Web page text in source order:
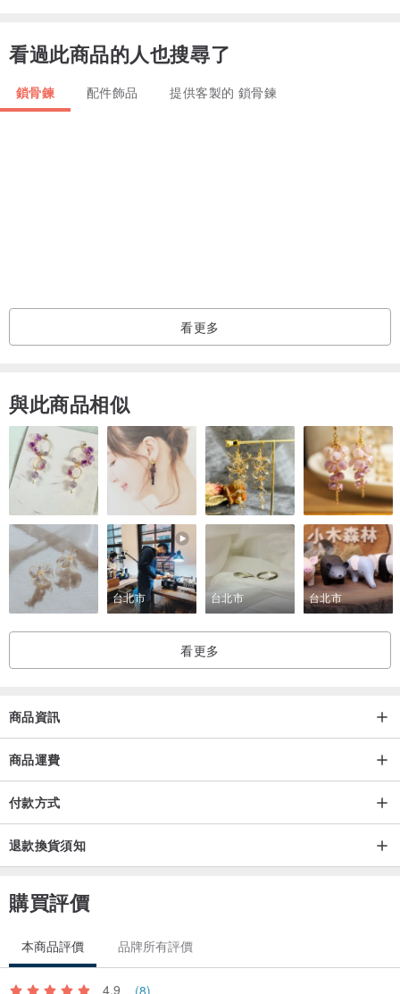
-----------------------------------------------------------------------------------
▽▼1mm蠟繩顏色▼▽
結，請留意)
♥ 繩結處留有約0.5cm的尾繩是方便調整繩結，不建議整個剪掉(其燒
░ 使用及保養方式 ░
♥黃銅接觸汗水、空氣等因素皆會造成氧化導致顏色變深變暗，屬於正
常現象，有些人也特別喜歡這種舊舊復古的古銅色澤，若要恢復色澤
可用銅油擦拭，或用牙刷沾牙膏(牙粉)後沾濕刷洗再清潔擦乾即可，
持續配戴與清潔黃銅顏色會慢慢的變為溫潤古著感喔
♥ 蠟線本身防水，但配戴時請留意金屬配件盡量避免碰水或沾濕後須
盡快擦乾
♥ 不配戴時請將商品擦拭乾淨後保存於密封袋
░ 小提醒 ░
♥黃銅表面未電鍍其他顏色，即是天然的黃銅色，因表面沒有任何加
♥ 金屬商品皆會出現氧化的情形，而其程度視配戴情況會有不同，ex:
汗水、環境潮濕..等因素皆會影響，故請避免於洗澡、游泳、溫泉區配
戴及勿接觸化學性物質，正常保養可讓飾品保色度延遲更長久喔☺
♥ 蠟繩表面有一層薄薄的蠟，佩戴後會因摩擦、碰水等因素讓表層的
蠟脫落及出現毛邊，手環會變得較柔軟，顏色也會更亮麗鮮明
♥ 手工商品難免會有製作痕跡
░ 包裝說明 ░
♥ 沒有華麗的包裝，也沒有精緻的小卡，走的是低調兼具保護的簡單
看過此商品的人也搜尋了
鎖骨鍊 配件飾品 提供客製的 鎖骨鍊
看更多
與此商品相似
台北市 台北市 台北市
看更多
商品資訊
商品運費
付款方式
退款換貨須知
購買評價
本商品評價 品牌所有評價
4.9 (8)